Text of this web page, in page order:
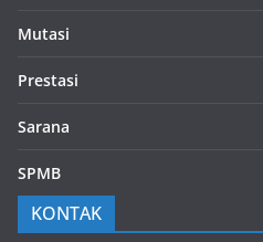
Mutasi
Prestasi
Sarana
SPMB
KONTAK